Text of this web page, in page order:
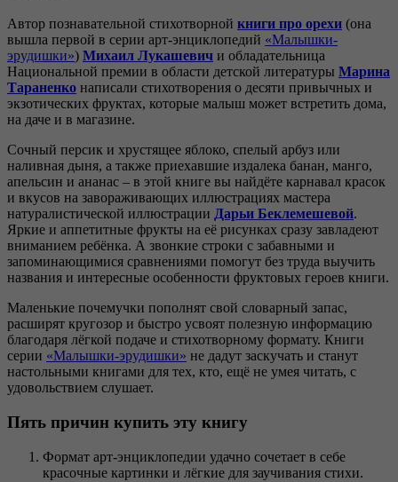
Автор познавательной стихотворной книги про орехи (она
вышла первой в серии арт-энциклопедий «Малышки-
эрудишки») Михаил Лукашевич и обладательница
Национальной премии в области детской литературы Марина
Тараненко написали стихотворения о десяти привычных и
экзотических фруктах, которые малыш может встретить дома,
на даче и в магазине.
Сочный персик и хрустящее яблоко, спелый арбуз или
наливная дыня, а также приехавшие издалека банан, манго,
апельсин и ананас – в этой книге вы найдёте карнавал красок
и вкусов на завораживающих иллюстрациях мастера
натуралистической иллюстрации Дарьи Беклемешевой.
Яркие и аппетитные фрукты на её рисунках сразу завладеют
вниманием ребёнка. А звонкие строки с забавными и
запоминающимися сравнениями помогут без труда выучить
названия и интересные особенности фруктовых героев книги.
Маленькие почемучки пополнят свой словарный запас,
расширят кругозор и быстро усвоят полезную информацию
благодаря лёгкой подаче и стихотворному формату. Книги
серии «Малышки-эрудишки» не дадут заскучать и станут
настольными книгами для тех, кто, ещё не умея читать, с
удовольствием слушает.
Пять причин купить эту книгу
Формат арт-энциклопедии удачно сочетает в себе
красочные картинки и лёгкие для заучивания стихи.